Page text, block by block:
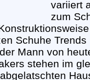
variiert
zum
Schuhe
Mann von
stehen im